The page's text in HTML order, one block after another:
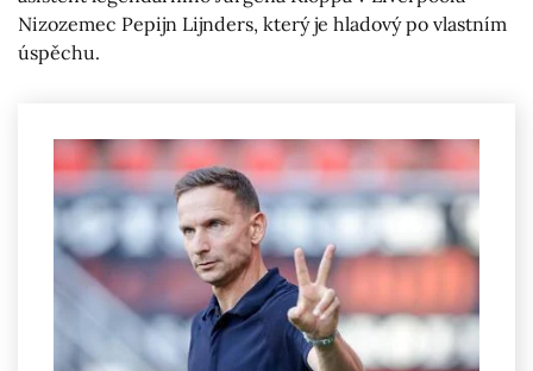
Nizozemec Pepijn Lijnders, který je hladový po vlastním
úspěchu.